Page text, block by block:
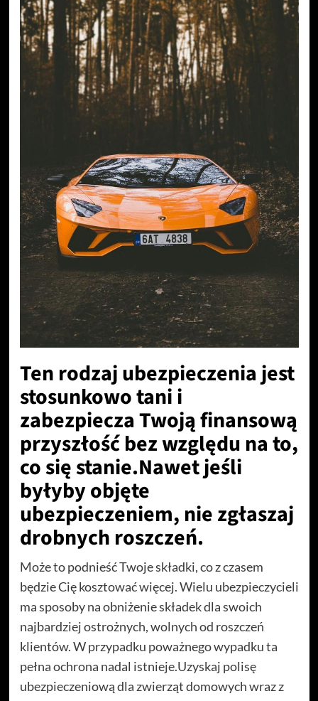
Ten rodzaj ubezpieczenia jest
stosunkowo tani i
zabezpiecza Twoją finansową
przyszłość bez względu na to,
co się stanie.Nawet jeśli
byłyby objęte
ubezpieczeniem, nie zgłaszaj
drobnych roszczeń.
Może to podnieść Twoje składki, co z czasem
będzie Cię kosztować więcej. Wielu ubezpieczycieli
ma sposoby na obniżenie składek dla swoich
najbardziej ostrożnych, wolnych od roszczeń
klientów. W przypadku poważnego wypadku ta
pełna ochrona nadal istnieje.Uzyskaj polisę
ubezpieczeniową dla zwierząt domowych wraz z